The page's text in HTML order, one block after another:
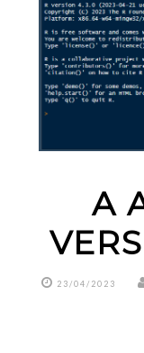
A
23/04/2023